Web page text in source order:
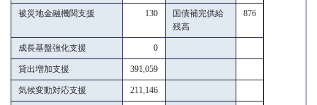
被災地金融機関支援 130
国債補完供給
残高
876
成長基盤強化支援 0
貸出増加支援 391,059
気候変動対応支援 211,146